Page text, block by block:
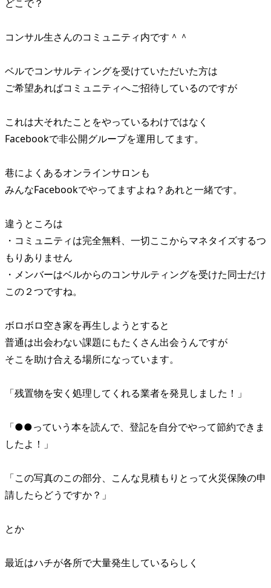
どこで？
コンサル生さんのコミュニティ内です＾＾
ベルでコンサルティングを受けていただいた方は
ご希望あればコミュニティへご招待しているのですが
これは大それたことをやっているわけではなく
Facebookで非公開グループを運用してます。
巷によくあるオンラインサロンも
みんなFacebookでやってますよね？あれと一緒です。
違うところは
・コミュニティは完全無料、一切ここからマネタイズするつ
もりありません
・メンバーはベルからのコンサルティングを受けた同士だけ
この２つですね。
ボロボロ空き家を再生しようとすると
普通は出会わない課題にもたくさん出会うんですが
そこを助け合える場所になっています。
「残置物を安く処理してくれる業者を発見しました！」
「●●っていう本を読んで、登記を自分でやって節約できま
したよ！」
「この写真のこの部分、こんな見積もりとって火災保険の申
請したらどうですか？」
とか
最近はハチが各所で大量発生しているらしく